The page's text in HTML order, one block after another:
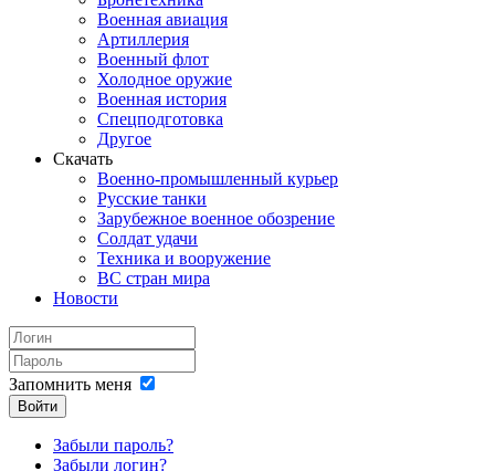
Военная авиация
Артиллерия
Военный флот
Холодное оружие
Военная история
Спецподготовка
Другое
Скачать
Военно-промышленный курьер
Русские танки
Зарубежное военное обозрение
Солдат удачи
Техника и вооружение
ВС стран мира
Новости
Запомнить меня
Войти
Забыли пароль?
Забыли логин?